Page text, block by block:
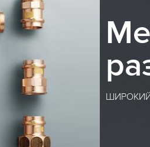
МЕДНЫХ ТРУБ